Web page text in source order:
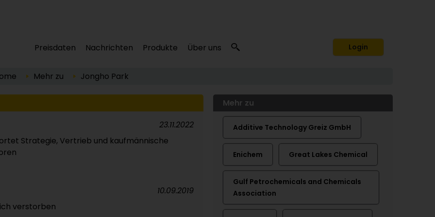
Preisdaten Nachrichten Produkte Über uns Login
Mehr zu Jongho Park
Strategie, Vertrieb und kaufmännische
23.11.2022
verstorben
10.09.2019
Mehr zu
Additive Technology Greiz GmbH
Enichem Great Lakes Chemical
Gulf Petrochemicals and Chemicals
Association